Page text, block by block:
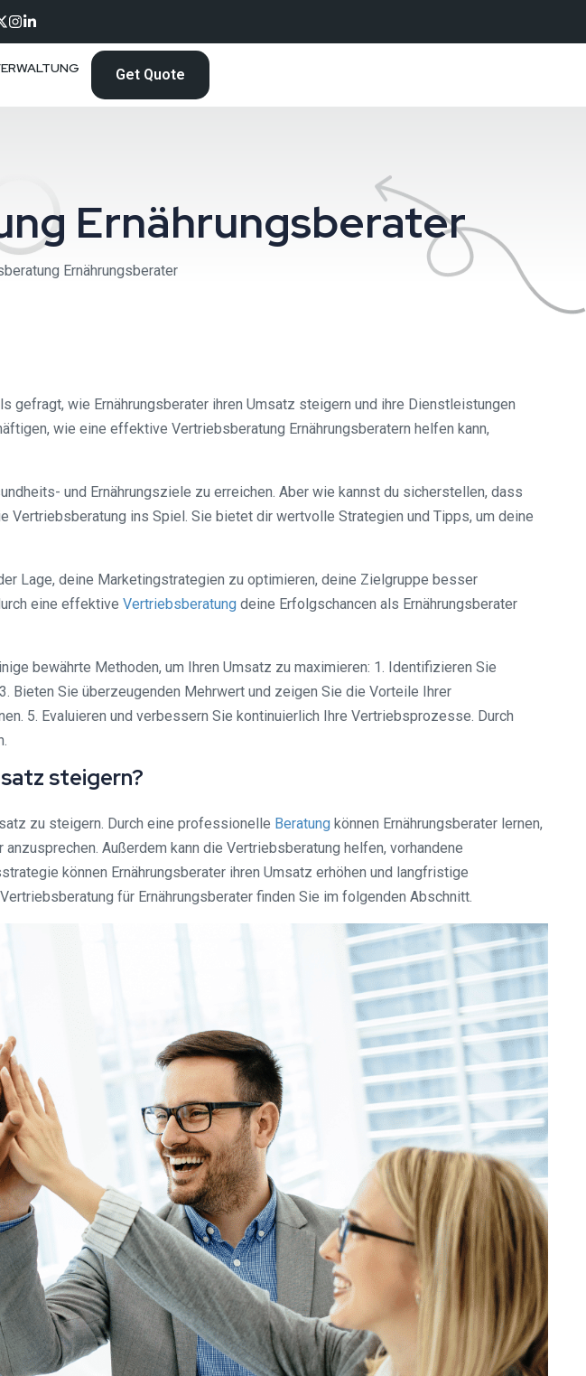
Get Quote
Ernährungsberater
Ernährungsberater
gefragt, wie Ernährungsberater ihren Umsatz steigern und ihre Dienstleistungen
wie eine effektive Vertriebsberatung Ernährungsberatern helfen kann,
und Ernährungsziele zu erreichen. Aber wie kannst du sicherstellen, dass
Vertriebsberatung ins Spiel. Sie bietet dir wertvolle Strategien und Tipps, um deine
Lage, deine Marketingstrategien zu optimieren, deine Zielgruppe besser
eine effektive Vertriebsberatung deine Erfolgschancen als Ernährungsberater
bewährte Methoden, um Ihren Umsatz zu maximieren: 1. Identifizieren Sie
Bieten Sie überzeugenden Mehrwert und zeigen Sie die Vorteile Ihrer
5. Evaluieren und verbessern Sie kontinuierlich Ihre Vertriebsprozesse. Durch
steigern?
zu steigern. Durch eine professionelle Beratung können Ernährungsberater lernen,
Außerdem kann die Vertriebsberatung helfen, vorhandene
können Ernährungsberater ihren Umsatz erhöhen und langfristige
für Ernährungsberater finden Sie im folgenden Abschnitt.